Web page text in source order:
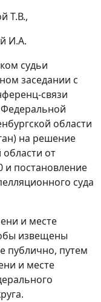
Т.В.,
И.А.
судьи
заседании с
связи
области
на решение
от
и постановление
суда
и месте
извещены
публично, путем
и месте